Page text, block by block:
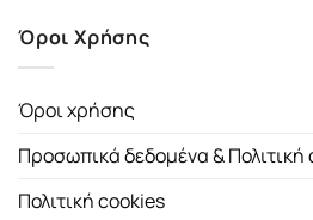
Όροι Χρήσης
Όροι χρήσης
Προσωπικά δεδομένα &
Πολιτική cookies